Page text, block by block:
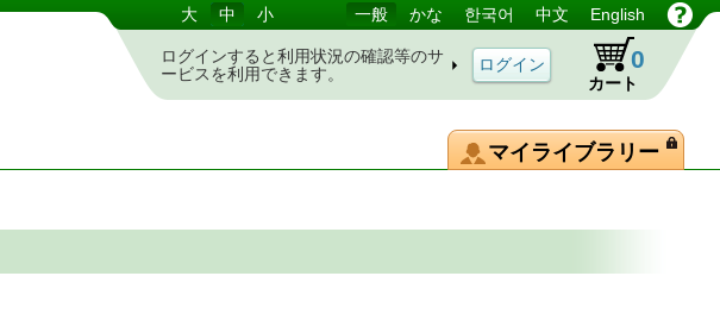
大 中 小 一般 かな 한국어 中文 English
ログインすると利用状況の確認等のサ
ービスを利用できます。
カート
0
マイライブラリー